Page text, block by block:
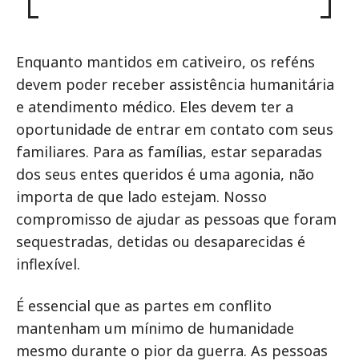
Enquanto mantidos em cativeiro, os reféns
devem poder receber assistência humanitária
e atendimento médico. Eles devem ter a
oportunidade de entrar em contato com seus
familiares. Para as famílias, estar separadas
dos seus entes queridos é uma agonia, não
importa de que lado estejam. Nosso
compromisso de ajudar as pessoas que foram
sequestradas, detidas ou desaparecidas é
inflexível.
É essencial que as partes em conflito
mantenham um mínimo de humanidade
mesmo durante o pior da guerra. As pessoas